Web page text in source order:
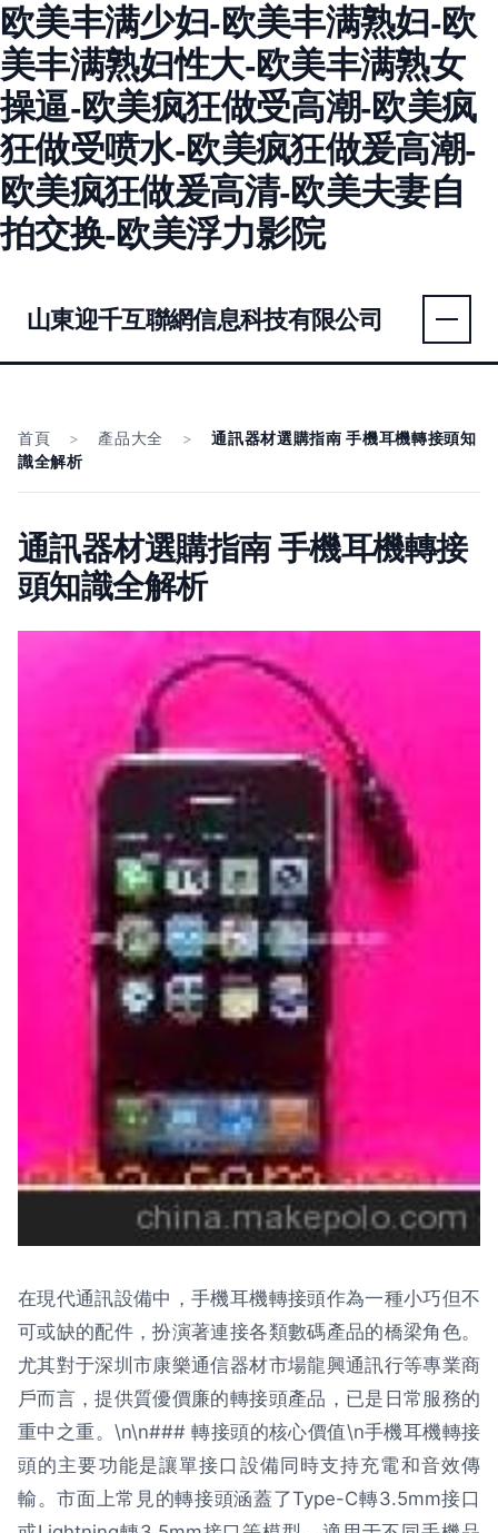
欧美丰满少妇-欧美丰满熟妇-欧
美丰满熟妇性大-欧美丰满熟女
操逼-欧美疯狂做受高潮-欧美疯
狂做受喷水-欧美疯狂做爰高潮-
欧美疯狂做爰高清-欧美夫妻自
拍交换-欧美浮力影院
山東迎千互聯網信息科技有限公司
首頁 > 產品大全 >
通訊器材選購指南 手機耳機轉接頭知
識全解析
通訊器材選購指南 手機耳機轉接
頭知識全解析
在現代通訊設備中，手機耳機轉接頭作為一種小巧但不
可或缺的配件，扮演著連接各類數碼產品的橋梁角色。
尤其對于深圳市康樂通信器材市場龍興通訊行等專業商
戶而言，提供質優價廉的轉接頭產品，已是日常服務的
重中之重。\n\n### 轉接頭的核心價值\n手機耳機轉接
頭的主要功能是讓單接口設備同時支持充電和音效傳
輸。市面上常見的轉接頭涵蓋了Type-C轉3.5mm接口